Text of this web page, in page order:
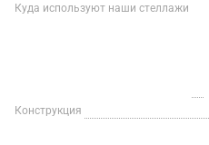
Куда используют наши стеллажи
Конструкция